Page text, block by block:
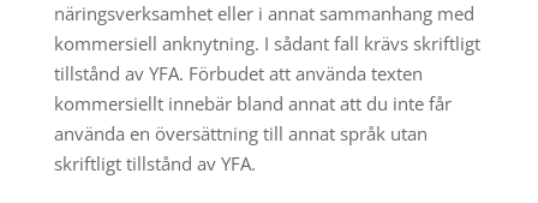
näringsverksamhet eller i annat sammanhang med
kommersiell anknytning. I sådant fall krävs skriftligt
tillstånd av YFA. Förbudet att använda texten
kommersiellt innebär bland annat att du inte får
använda en översättning till annat språk utan
skriftligt tillstånd av YFA.